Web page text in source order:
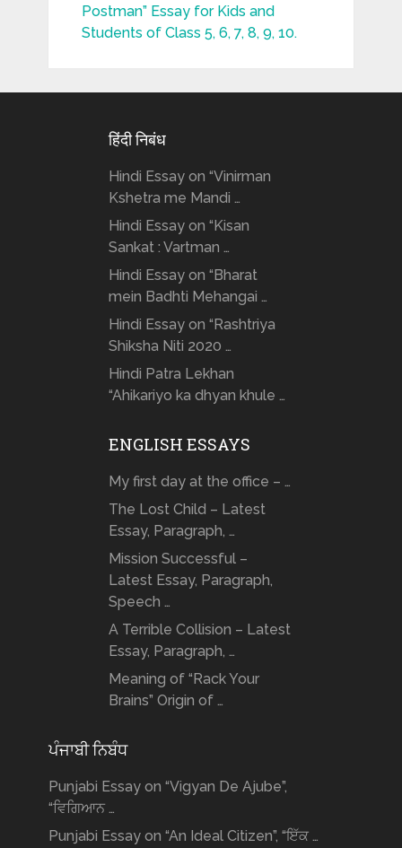
Postman” Essay for Kids and
Students of Class 5, 6, 7, 8, 9, 10.
हिंदी निबंध
Hindi Essay on “Vinirman
Kshetra me Mandi …
Hindi Essay on “Kisan
Sankat : Vartman …
Hindi Essay on “Bharat
mein Badhti Mehangai …
Hindi Essay on “Rashtriya
Shiksha Niti 2020 …
Hindi Patra Lekhan
“Ahikariyo ka dhyan khule …
ENGLISH ESSAYS
My first day at the office – …
The Lost Child – Latest
Essay, Paragraph, …
Mission Successful –
Latest Essay, Paragraph,
Speech …
A Terrible Collision – Latest
Essay, Paragraph, …
Meaning of “Rack Your
Brains” Origin of …
ਪੰਜਾਬੀ ਨਿਬੰਧ
Punjabi Essay on “Vigyan De Ajube”,
“ਵਿਗਿਆਨ …
Punjabi Essay on “An Ideal Citizen”, “ਇੱਕ …